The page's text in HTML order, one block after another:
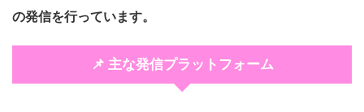
の発信を行っています。
📌 主な発信プラットフォーム